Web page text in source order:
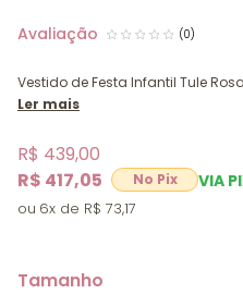
(0)
Vestido de Festa Infantil Tule
Ler mais
R$ 417,05 VIA
R$ 439,00
6x R$ 73,17
Tamanho